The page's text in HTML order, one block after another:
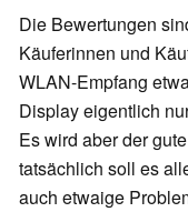
Die Bewertungen
Käuferinnen und
WLAN-Empfang
Display eigentlich
Es wird aber der
tatsächlich soll es
auch etwaige